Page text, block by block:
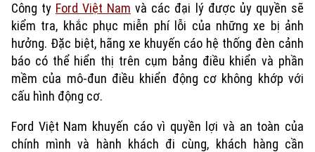
Công ty Ford Việt Nam và các đại lý được ủy quyền sẽ
kiểm tra, khắc phục miễn phí lỗi của những xe bị ảnh
hưởng. Đặc biệt, hãng xe khuyến cáo hệ thống đèn cảnh
báo có thể hiển thị trên cụm bảng điều khiển và phần
mềm của mô-đun điều khiển động cơ không khớp với
cấu hình động cơ.
Ford Việt Nam khuyến cáo vì quyền lợi và an toàn của
chính mình và hành khách đi cùng, khách hàng cần